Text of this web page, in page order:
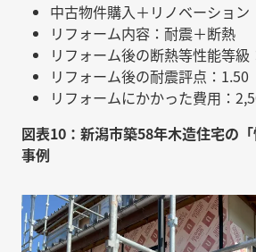
中古物件購入＋リノベーション
リフォーム内容：耐震＋断熱
リフォーム後の断熱等性能等級
リフォーム後の耐震評点：1.50
リフォームにかかった費用：
図表10：新潟市築58年木造住宅の「
事例